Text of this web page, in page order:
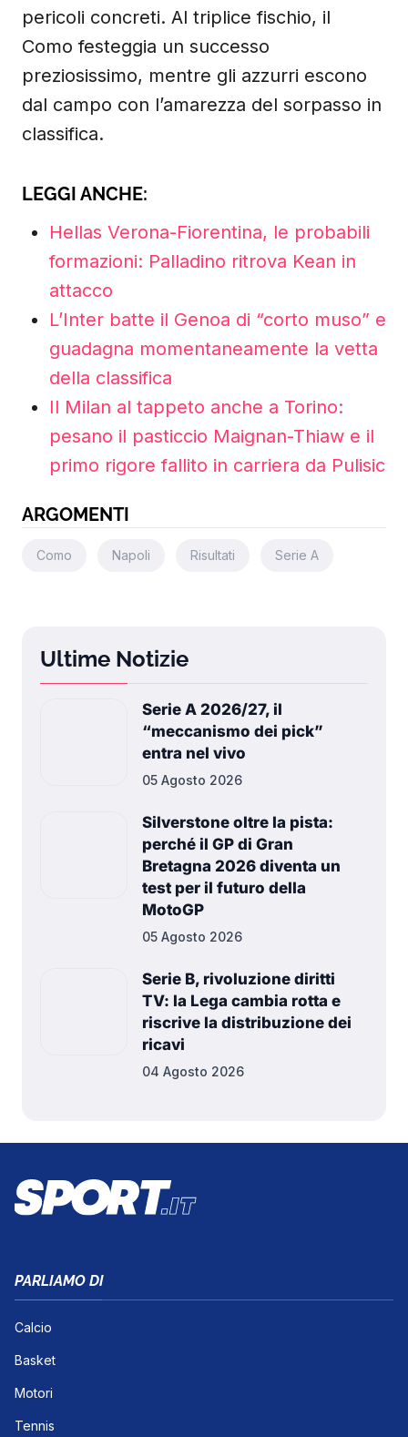
pericoli concreti. Al triplice fischio, il
Como festeggia un successo
preziosissimo, mentre gli azzurri escono
dal campo con l’amarezza del sorpasso in
classifica.
LEGGI ANCHE:
Hellas Verona-Fiorentina, le probabili
formazioni: Palladino ritrova Kean in
attacco
L’Inter batte il Genoa di “corto muso” e
guadagna momentaneamente la vetta
della classifica
Il Milan al tappeto anche a Torino:
pesano il pasticcio Maignan-Thiaw e il
primo rigore fallito in carriera da Pulisic
ARGOMENTI
Como Napoli Risultati Serie A
Ultime Notizie
Serie A 2026/27, il
“meccanismo dei pick”
entra nel vivo
05 Agosto 2026
Silverstone oltre la pista:
perché il GP di Gran
Bretagna 2026 diventa un
test per il futuro della
MotoGP
05 Agosto 2026
Serie B, rivoluzione diritti
TV: la Lega cambia rotta e
riscrive la distribuzione dei
ricavi
04 Agosto 2026
PARLIAMO DI
Calcio
Basket
Motori
Tennis